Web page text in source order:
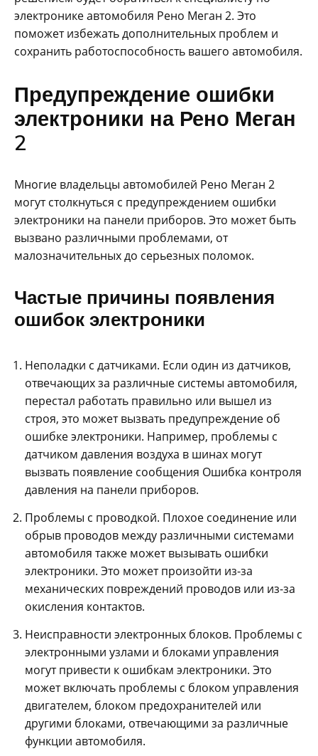
электронике автомобиля Рено Меган 2. Это
поможет избежать дополнительных проблем и
сохранить работоспособность вашего автомобиля.
Предупреждение ошибки
электроники на Рено Меган
2
Многие владельцы автомобилей Рено Меган 2
могут столкнуться с предупреждением ошибки
электроники на панели приборов. Это может быть
вызвано различными проблемами, от
малозначительных до серьезных поломок.
Частые причины появления
ошибок электроники
Неполадки с датчиками. Если один из датчиков,
отвечающих за различные системы автомобиля,
перестал работать правильно или вышел из
строя, это может вызвать предупреждение об
ошибке электроники. Например, проблемы с
датчиком давления воздуха в шинах могут
вызвать появление сообщения Ошибка контроля
давления на панели приборов.
Проблемы с проводкой. Плохое соединение или
обрыв проводов между различными системами
автомобиля также может вызывать ошибки
электроники. Это может произойти из-за
механических повреждений проводов или из-за
окисления контактов.
Неисправности электронных блоков. Проблемы с
электронными узлами и блоками управления
могут привести к ошибкам электроники. Это
может включать проблемы с блоком управления
двигателем, блоком предохранителей или
другими блоками, отвечающими за различные
функции автомобиля.